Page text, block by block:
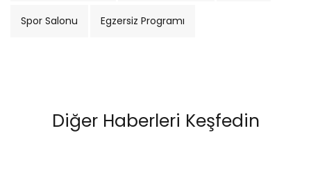
Spor Salonu Egzersiz Programı
Diğer Haberleri Keşfedin